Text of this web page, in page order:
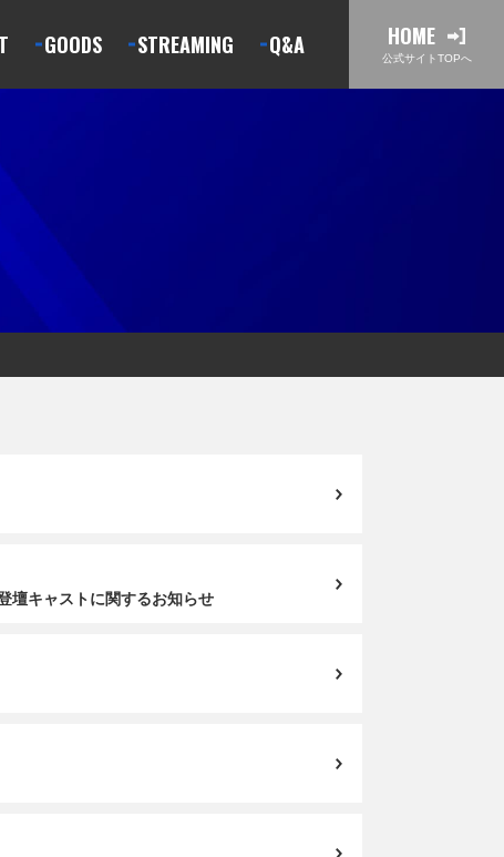
GOODS STREAMING Q&A HOME
公式サイトTOPへ
壇キャストに関するお知らせ